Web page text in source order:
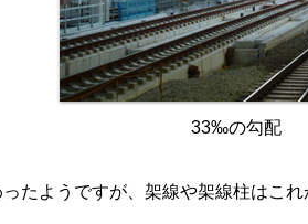
33‰の勾配
たようですが、架線や架線柱はこれ